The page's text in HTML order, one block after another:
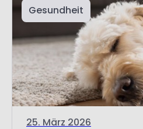
25. März 2026
Liefern Smart
über die